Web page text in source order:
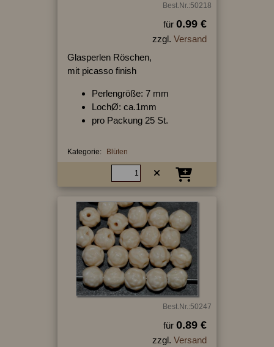
Best.Nr.:50218
für 0.99 €
zzgl. Versand
Glasperlen Röschen,
mit picasso finish
Perlengröße: 7 mm
LochØ: ca.1mm
pro Packung 25 St.
Kategorie: Blüten
Best.Nr.:50247
für 0.89 €
zzgl. Versand